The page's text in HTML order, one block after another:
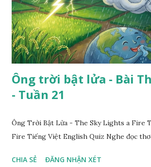
Ông trời bật lửa - Bài
- Tuần 21
Ông Trời Bật Lửa - The Sky Lights a Fire
Fire Tiếng Việt English Quiz Nghe đọc thơ
CHIA SẺ ĐĂNG NHẬN XÉT